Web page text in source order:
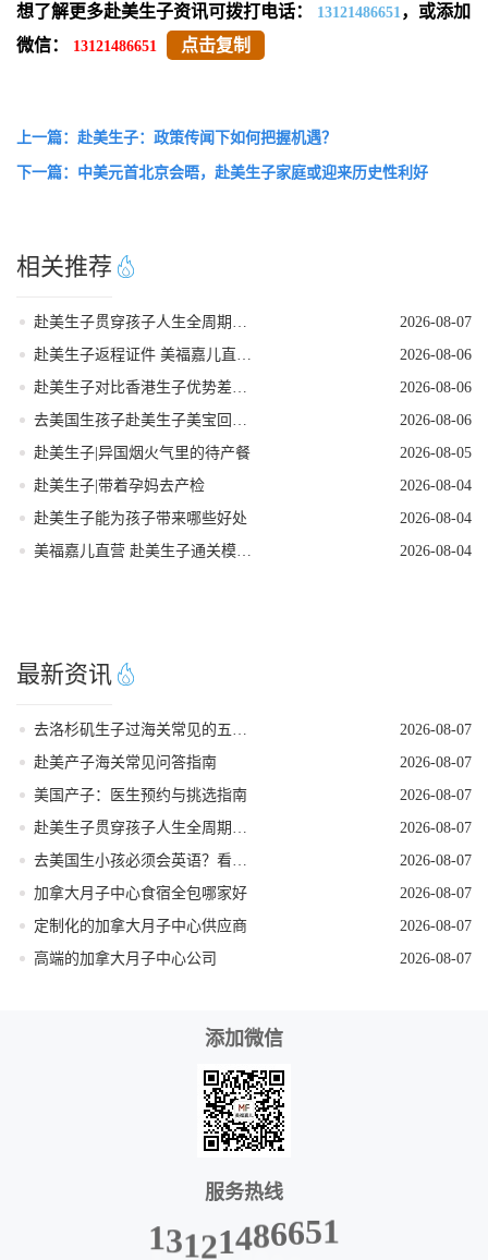
想了解更多赴美生子资讯可拨打电话： 13121486651 ，或添加
微信：
13121486651 点击复制
上一篇：赴美生子：政策传闻下如何把握机遇？
下一篇：中美元首北京会晤，赴美生子家庭或迎来历史性利好
相关推荐
2026-08-07
2026-08-06
2026-08-06
2026-08-06
赴美生子|异国烟火气里的待产餐
2026-08-05
赴美生子|带着孕妈去产检
2026-08-04
赴美生子能为孩子带来哪些好处
2026-08-04
2026-08-04
最新资讯
2026-08-07
赴美产子海关常见问答指南
2026-08-07
美国产子：医生预约与挑选指南
2026-08-07
2026-08-07
2026-08-07
加拿大月子中心食宿全包哪家好
2026-08-07
定制化的加拿大月子中心供应商
2026-08-07
高端的加拿大月子中心公司
2026-08-07
添加微信
服务热线
13121486651